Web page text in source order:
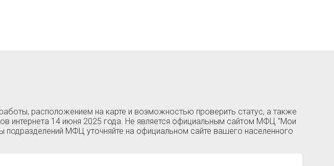
расположением на карте и возможностью проверить статус, а также
интернета 14 июня 2025 года. Не является официальным сайтом МФЦ "Мои
подразделений МФЦ уточняйте на официальном сайте вашего населенного